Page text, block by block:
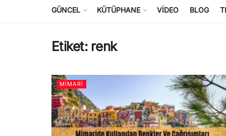
GÜNCEL KÜTÜPHANE VIDEO BLOG
Etiket: renk
MIMARI